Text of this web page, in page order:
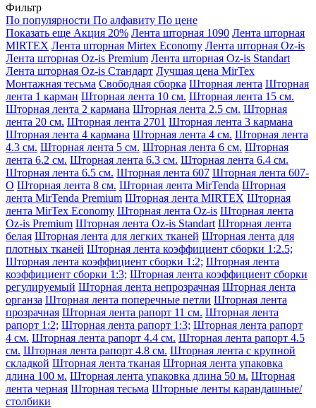
Фильтр
По популярности По алфавиту По цене
Показать еще Акция 20% Лента шторная 1090 Лента шторная
MIRTEX Лента шторная Mirtex Economy Лента шторная Oz-is
Лента шторная Oz-is Premium Лента шторная Oz-is Standart
Лента шторная Oz-is Стандарт Лучшая цена MirTex
Монтажная тесьма Свободная сборка Шторная лента Шторная
лента 1 карман Шторная лента 10 см. Шторная лента 15 см.
Шторная лента 2 кармана Шторная лента 2.5 см. Шторная
лента 20 см. Шторная лента 2701 Шторная лента 3 кармана
Шторная лента 4 кармана Шторная лента 4 см. Шторная лента
4.3 см. Шторная лента 5 см. Шторная лента 6 см. Шторная
лента 6.2 см. Шторная лента 6.3 см. Шторная лента 6.4 см.
Шторная лента 6.5 см. Шторная лента 607 Шторная лента 607-
О Шторная лента 8 см. Шторная лента MirTenda Шторная
лента MirTenda Premium Шторная лента MIRTEX Шторная
лента MirTex Economy Шторная лента Oz-is Шторная лента
Oz-is Premium Шторная лента Oz-is Standart Шторная лента
белая Шторная лента для легких тканей Шторная лента для
плотных тканей Шторная лента коэффициент сборки 1:2.5;
Шторная лента коэффициент сборки 1:2; Шторная лента
коэффициент сборки 1:3; Шторная лента коэффициент сборки
регулируемый Шторная лента непрозрачная Шторная лента
органза Шторная лента поперечные петли Шторная лента
прозрачная Шторная лента рапорт 11 см. Шторная лента
рапорт 1:2; Шторная лента рапорт 1:3; Шторная лента рапорт
4 см. Шторная лента рапорт 4.4 см. Шторная лента рапорт 4.5
см. Шторная лента рапорт 4.8 см. Шторная лента с крупной
складкой Шторная лента тканая Шторная лента упаковка
длина 100 м. Шторная лента упаковка длина 50 м. Шторная
лента черная Шторная тесьма Шторные ленты карандашные/
столбики